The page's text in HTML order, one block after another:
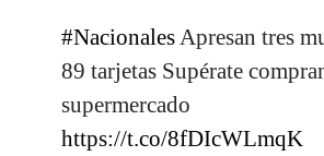
#NacionalesApresan tres
89 tarjetas Supérate
supermercado
https://t.co/8fDIcWLmqK